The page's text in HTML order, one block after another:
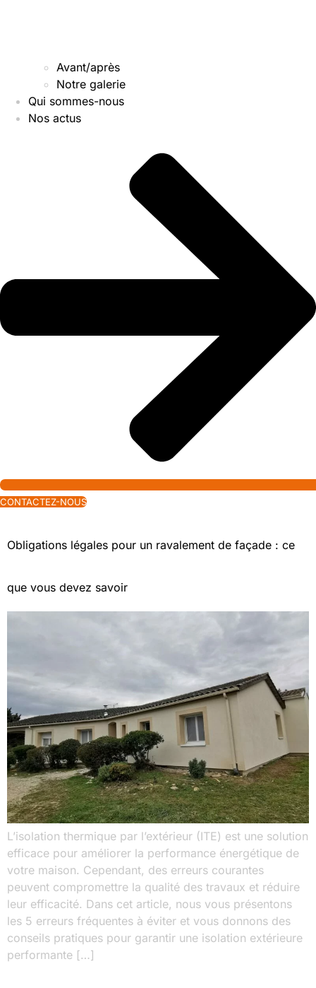
Avant/après
Notre galerie
Qui sommes-nous
Nos actus
CONTACTEZ-NOUS
Obligations légales pour un ravalement de façade : ce
que vous devez savoir
L’isolation thermique par l’extérieur (ITE) est une solution
efficace pour améliorer la performance énergétique de
votre maison. Cependant, des erreurs courantes
peuvent compromettre la qualité des travaux et réduire
leur efficacité. Dans cet article, nous vous présentons
les 5 erreurs fréquentes à éviter et vous donnons des
conseils pratiques pour garantir une isolation extérieure
performante […]